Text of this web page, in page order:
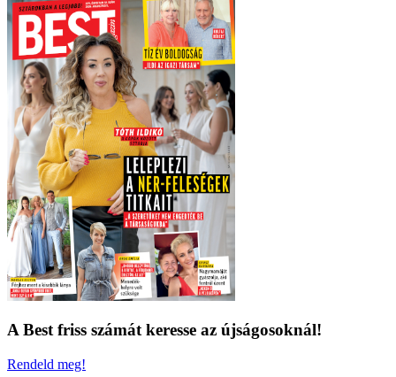
A Best friss számát keresse az újságosoknál!
Rendeld meg!